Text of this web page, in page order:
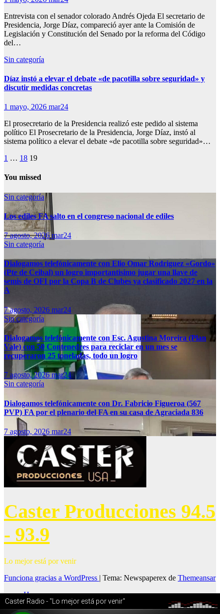
Entrevista con el senador colorado Andrés Ojeda El secretario de
Presidencia, Jorge Díaz, compareció ayer ante la Comisión de
Legislación y Constitución del Senado por la reforma del Código
del…
Sin categoría
Díaz instó a elevar el debate «de pacotilla sobre seguridad» y
discutir medidas concretas
1 mayo, 2026 mar24
El prosecretario de la Presidencia realizó este pedido al sistema
político El Prosecretario de la Presidencia, Jorge Díaz, instó al
sistema político a elevar el debate «de pacotilla sobre seguridad»…
Paginación
de
1 … 18 19
You missed
Sin categoría
Los ediles FA salto en el congreso nacional de ediles
7 agosto, 2026mar24
Sin categoría
Dialogamos telefónicamente con Elio Omar Rodriguez «Gordo»
(Pte de Ceibal) un logro importantisimo jugar una llave de
semis de OFI por la Copa B de Clubes ya clasificado 2027 en la
A
7 agosto, 2026 mar24
Sin categoría
Dialogamos telefónicamente con Esc. Agustina Moreira (Plan
Vale) con 50 Contenedres para reciclar en un mes se
recuperaron 25 toneladas, todo un logro
7 agosto, 2026mar24
Sin categoría
Dialogamos telefónicamente con Dr. Fabricio Figueroa (567
PVP) FA por el plenario del FA en su casa de Agraciada 836
7 agosto, 2026 mar24
Caster Producciones 94.5
- 93.9
Lo mejor está por venir
Funciona gracias a WordPress | Tema: Newspaperex de Themeansar
Home
Noticias
online